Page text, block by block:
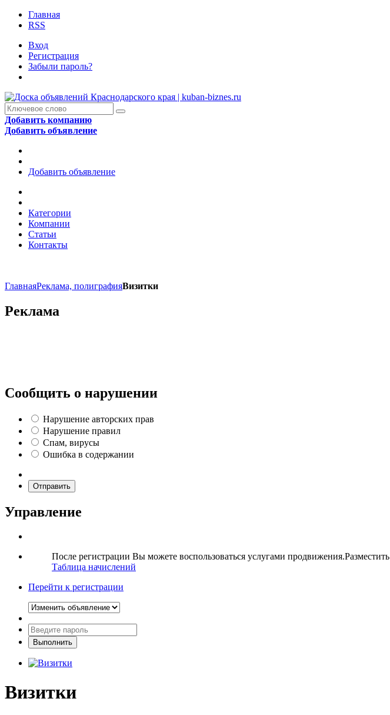
Главная
RSS
Вход
Регистрация
Забыли пароль?
Добавить компанию
Добавить объявление
Добавить объявление
Категории
Компании
Статьи
Контакты
ГлавнаяРеклама, полиграфияВизитки
Реклама
Сообщить о нарушении
Нарушение авторских прав
Нарушение правил
Спам, вирусы
Ошибка в содержании
Отправить
Управление
После регистрации Вы можете воспользоваться услугами продвижения.Разместить
Таблица начислений
Перейти к регистрации
Визитки